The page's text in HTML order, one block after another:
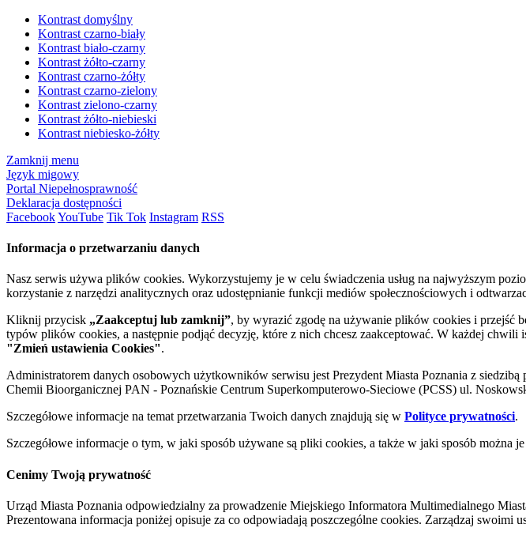
Kontrast domyślny
Kontrast czarno-biały
Kontrast biało-czarny
Kontrast żółto-czarny
Kontrast czarno-żółty
Kontrast czarno-zielony
Kontrast zielono-czarny
Kontrast żółto-niebieski
Kontrast niebiesko-żółty
Zamknij menu
Język migowy
Portal Niepełnosprawność
Deklaracja dostępności
FacebookYouTube Tik Tok Instagram RSS
Informacja o przetwarzaniu danych
Nasz serwis używa plików cookies. Wykorzystujemy je w celu świadczenia usług na najwyższym
korzystanie z narzędzi analitycznych oraz udostępnianie funkcji mediów społecznościowych i
Kliknij przycisk „Zaakceptuj lub zamknij”, by wyrazić zgodę na używanie plików cookies i przejść
typów plików cookies, a następnie podjąć decyzję, które z nich chcesz zaakceptować. W każdej
"Zmień ustawienia Cookies".
Administratorem danych osobowych użytkowników serwisu jest Prezydent Miasta Poznania z
Chemii Bioorganicznej PAN - Poznańskie Centrum Superkomputerowo-Sieciowe (PCSS) ul.
Szczegółowe informacje na temat przetwarzania Twoich danych znajdują się w Polityce prywatności.
Szczegółowe informacje o tym, w jaki sposób używane są pliki cookies, a także w jaki sposób można
Cenimy Twoją prywatność
Urząd Miasta Poznania odpowiedzialny za prowadzenie Miejskiego Informatora Multimedialnego
Prezentowana informacja poniżej opisuje za co odpowiadają poszczególne cookies. Zarządzaj